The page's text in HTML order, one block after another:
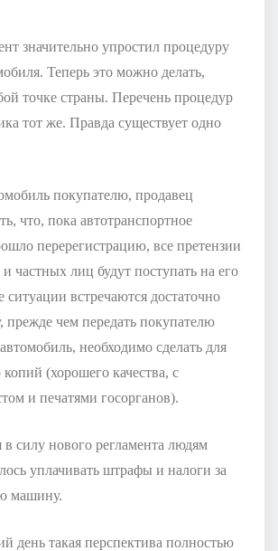
значительно упростил процедуру
Теперь это можно делать,
точке страны. Перечень процедур
тот же. Правда существует одно
покупателю, продавец
что, пока автотранспортное
перерегистрацию, все претензии
и частных лиц будут поступать на его
встречаются достаточно
прежде чем передать покупателю
необходимо сделать для
копий (хорошего качества, с
и печатями госорганов).
в силу нового регламента людям
уплачивать штрафы и налоги за
машину.
день такая перспектива полностью